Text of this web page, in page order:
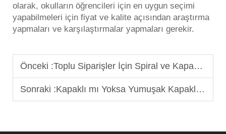
olarak, okulların öğrencileri için en uygun seçimi
yapabilmeleri için fiyat ve kalite açısından araştırma
yapmaları ve karşılaştırmalar yapmaları gerekir.
Önceki :Toplu Siparişler İçin Spiral ve Kapaklı Defterler Arasındaki Fark
Sonraki :Kapaklı mı Yoksa Yumuşak Kapaklı mı Defterler: Kurumsal Hediyeler İçin Hangisi Daha Uygun?